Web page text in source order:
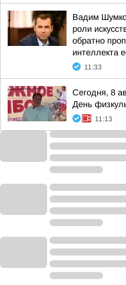
Вадим
роли
обратно
интеллекта
11:33
Сегодня, 8
День
11:13